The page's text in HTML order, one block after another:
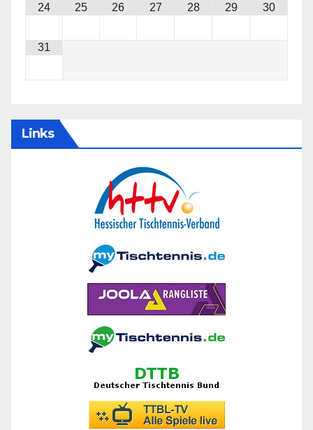
24 25 26 27 28 29 30
31
Links